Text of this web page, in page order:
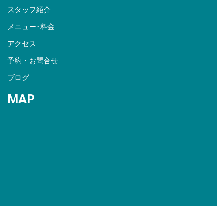
スタッフ紹介
メニュー･料金
アクセス
予約・お問合せ
ブログ
MAP